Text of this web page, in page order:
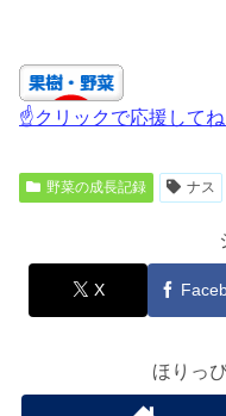
☝クリックで応援してね
野菜の成長記録 ナス
X
ほりっ